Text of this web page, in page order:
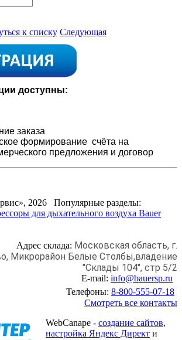
к списку Следующая
доступны:
заказа
формирование счёта на
предложения и договор
2026 Популярные разделы:
для дыхательного воздуха Bauer
Адрес склада: Московская область, г.
Микрорайон Белые Столбы,владение
"Склады 104", стр 5/2
E-mail: info@bauersp.ru
Телефоны: 8-800-555-07-18
Смотреть все контакты
WebCanape - создание сайтов,
настройка Яндекс Директ и